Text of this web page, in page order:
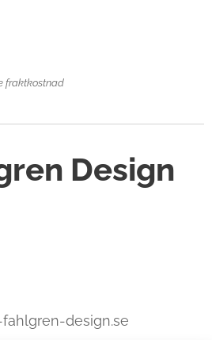
fraktkostnad
Design
design.se